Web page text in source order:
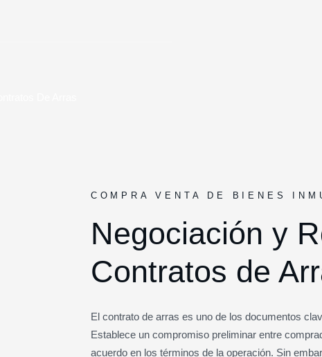
COMPRA VENTA DE BIENES
Negociación y
Contratos de
El contrato de arras es uno de los documentos
Establece un compromiso preliminar entre
acuerdo en los términos de la operación. Sin